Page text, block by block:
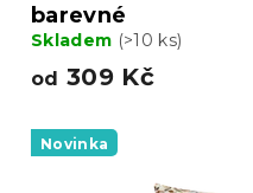
barevné
Skladem (>10 ks)
od 309 Kč
Novinka